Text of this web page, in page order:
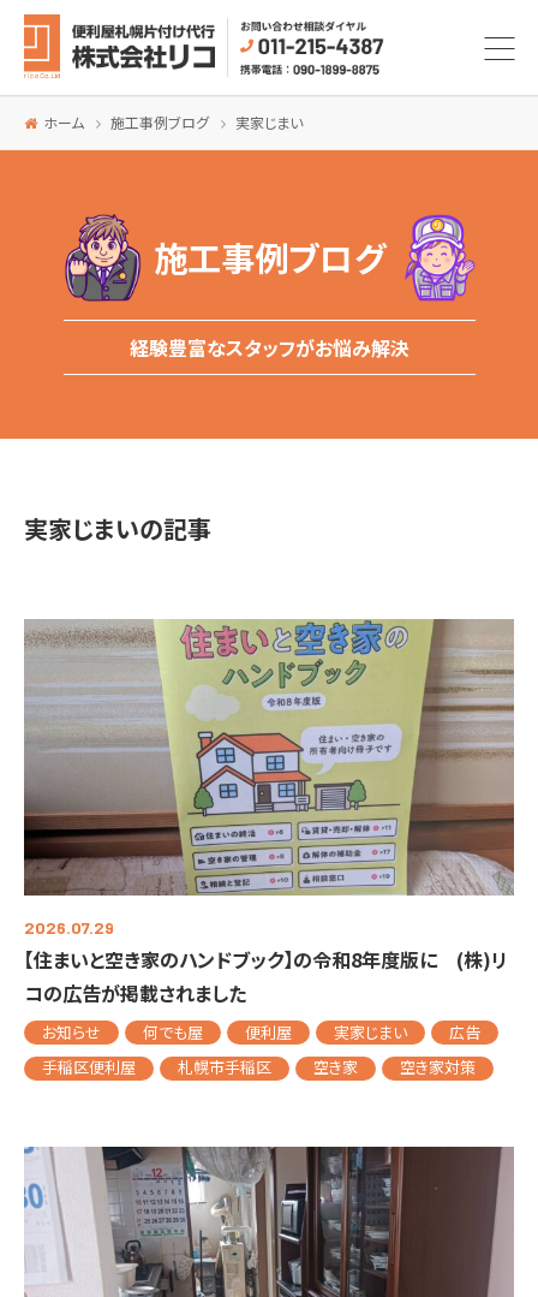
ホーム 施工事例ブログ 実家じまい
施工事例ブログ
経験豊富なスタッフがお悩み解決
実家じまいの記事
2026.07.29
【住まいと空き家のハンドブック】の令和8年度版に (株)リ
コの広告が掲載されました
お知らせ 何でも屋 便利屋 実家じまい
広告
手稲区便利屋
札幌市手稲区 空き家 空き家対策